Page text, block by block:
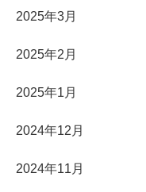
2025年3月
2025年2月
2025年1月
2024年12月
2024年11月